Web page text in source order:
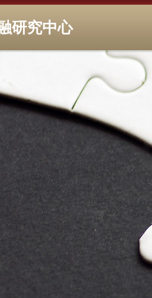
研究中心